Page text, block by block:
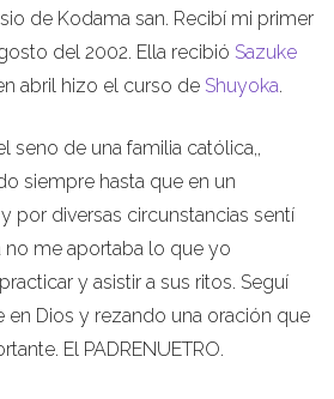
de Kodama san. Recibí mi primer
del 2002. Ella recibió Sazuke
abril hizo el curso de Shuyoka.
seno de una familia católica,,
siempre hasta que en un
por diversas circunstancias sentí
no me aportaba lo que yo
y asistir a sus ritos. Seguí
Dios y rezando una oración que
El PADRENUETRO.